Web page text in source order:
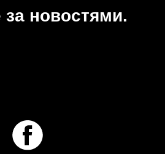
новостями.